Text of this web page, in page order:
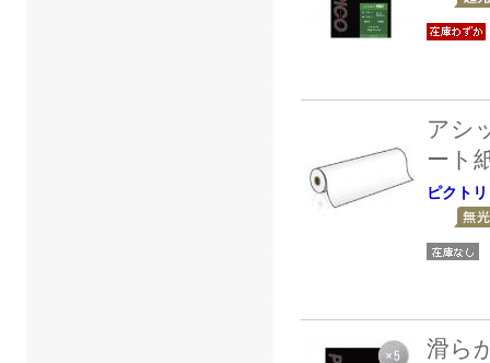
アシ
ート
ピクト
滑ら